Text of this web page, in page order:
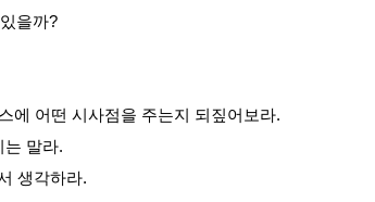
을까?
에 어떤 시사점을 주는지 되짚어보라.
는 말라.
생각하라.